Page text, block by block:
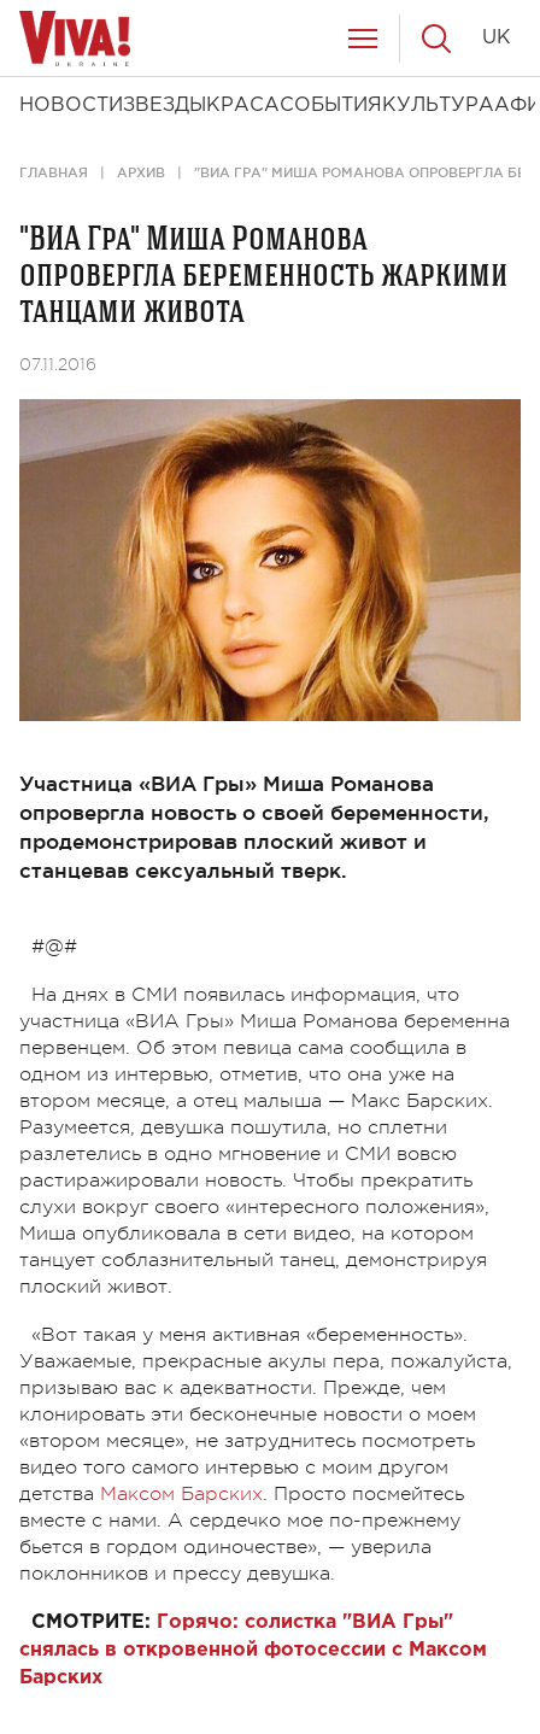
НОВОСТИ ЗВЕЗДЫ КРАСАСОБЫТИЯ КУЛЬТУРА
UK
ГЛАВНАЯ АРХИВ "ВИА ГРА" МИША РОМАНОВА ОПРОВЕРГЛА
"ВИА Гра" Миша Романова
опровергла беременность жаркими
танцами живота
07.11.2016
Участница «ВИА Гры» Миша Романова
опровергла новость о своей беременности,
продемонстрировав плоский живот и
станцевав сексуальный тверк.
#@#
На днях в СМИ появилась информация, что
участница «ВИА Гры» Миша Романова беременна
первенцем. Об этом певица сама сообщила в
одном из интервью, отметив, что она уже на
втором месяце, а отец малыша — Макс Барских.
Разумеется, девушка пошутила, но сплетни
разлетелись в одно мгновение и СМИ вовсю
растиражировали новость. Чтобы прекратить
слухи вокруг своего «интересного положения»,
Миша опубликовала в сети видео, на котором
танцует соблазнительный танец, демонстрируя
плоский живот.
«Вот такая у меня активная «беременность».
Уважаемые, прекрасные акулы пера, пожалуйста,
призываю вас к адекватности. Прежде, чем
клонировать эти бесконечные новости о моем
«втором месяце», не затруднитесь посмотреть
видео того самого интервью с моим другом
детства Максом Барских. Просто посмейтесь
вместе с нами. А сердечко мое по-прежнему
бьется в гордом одиночестве», — уверила
поклонников и прессу девушка.
СМОТРИТЕ:
Горячо: солистка "ВИА Гры"
снялась в откровенной фотосессии с Максом
Барских